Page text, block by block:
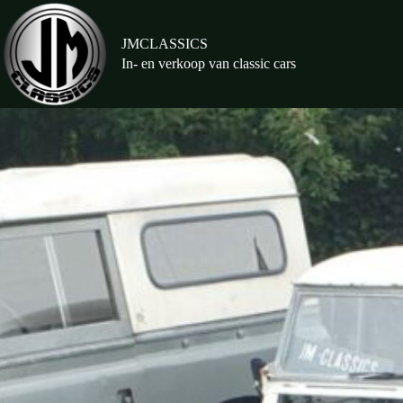
naar
de
inhoud
JMCLASSICS
In- en verkoop van classic cars